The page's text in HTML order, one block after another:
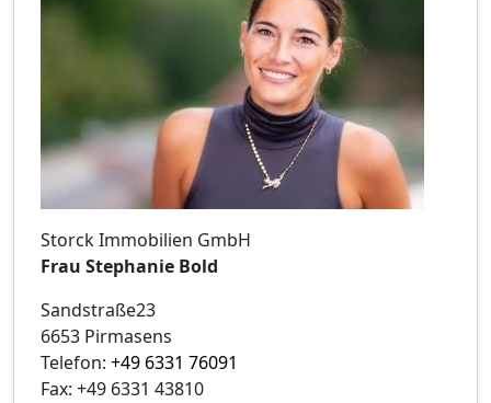
Storck Immobilien GmbH
Frau Stephanie Bold
Sandstraße23
6653 Pirmasens
Telefon: +49 6331 76091
Fax: +49 6331 43810